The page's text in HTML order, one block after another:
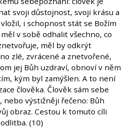
svoji důstojnost, svoji krásu a
i schopnost stát se Božím
v sobě odhalit všechno, co
měl by odkrýt
zlé, zvrácené a znetvořené,
jej Bůh uzdraví, obnoví v něm
kým byl zamýšlen. A to není
člověka. Člověk sám sebe
nebo výstižněji řečeno: Bůh
obraz. Cestou k tomuto cíli
(10)